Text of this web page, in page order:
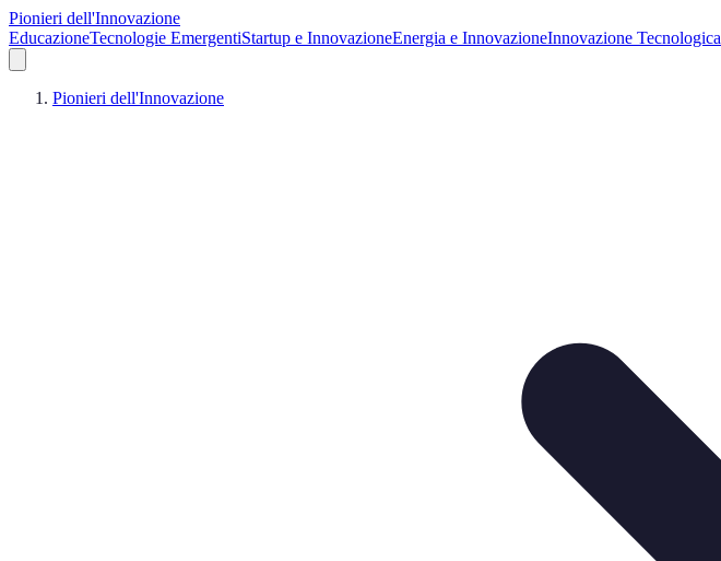
Pionieri dell'Innovazione
EducazioneTecnologie EmergentiStartup e InnovazioneEnergia e InnovazioneInnovazione Tecnologica
Pionieri dell'Innovazione